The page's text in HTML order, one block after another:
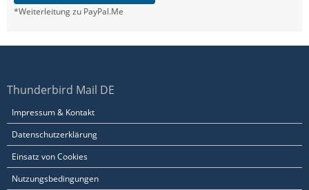
*Weiterleitung zu PayPal.Me
Thunderbird Mail DE
Impressum & Kontakt
Datenschutzerklärung
Einsatz von Cookies
Nutzungsbedingungen